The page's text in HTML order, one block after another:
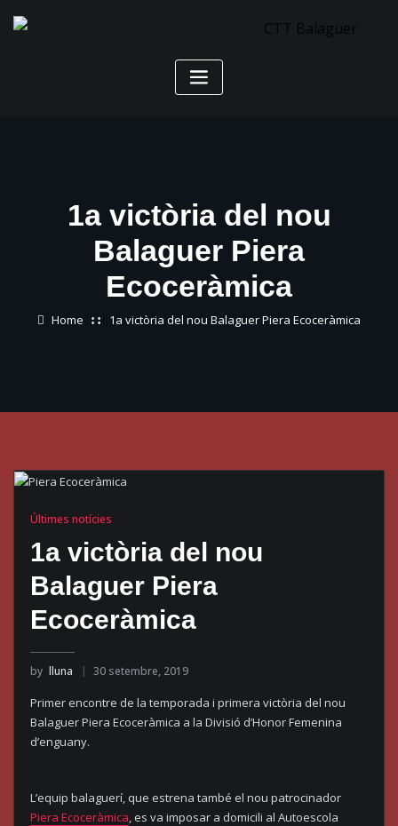
1a victòria del nou
Balaguer Piera
Ecoceràmica
Home 1a victòria del nou Balaguer Piera Ecoceràmica
Últimes notícies
1a victòria del nou
Balaguer Piera
Ecoceràmica
by lluna 30 setembre, 2019
Primer encontre de la temporada i primera victòria del nou
Balaguer Piera Ecoceràmica a la Divisió d’Honor Femenina
d’enguany.
L’equip balaguerí, que estrena també el nou patrocinador
Piera Ecoceràmica, es va imposar a domicili al Autoescola